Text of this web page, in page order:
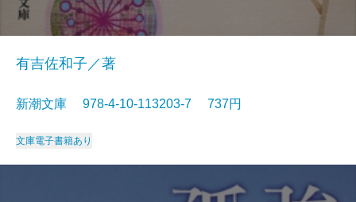
有吉佐和子／著
新潮文庫 978-4-10-113203-7 737円
文庫電子書籍あり